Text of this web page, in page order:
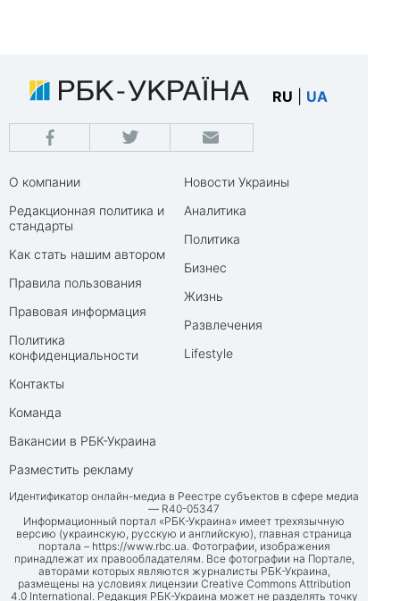
RU UA
О компании
Редакционная политика и
стандарты
Как стать нашим автором
Правила пользования
Правовая информация
Политика
конфиденциальности
Контакты
Команда
Вакансии в РБК-Украина
Разместить рекламу
Новости Украины
Аналитика
Политика
Бизнес
Жизнь
Развлечения
Lifestyle
Идентификатор онлайн-медиа в Реестре субъектов в сфере медиа
— R40-05347
Информационный портал «РБК-Украина» имеет трехязычную
версию (украинскую, русскую и английскую), главная страница
портала – https://www.rbc.ua. Фотографии, изображения
принадлежат их правообладателям. Все фотографии на Портале,
авторами которых являются журналисты РБК-Украина,
размещены на условиях лицензии Creative Commons Attribution
4.0 International. Редакция РБК-Украина может не разделять точку